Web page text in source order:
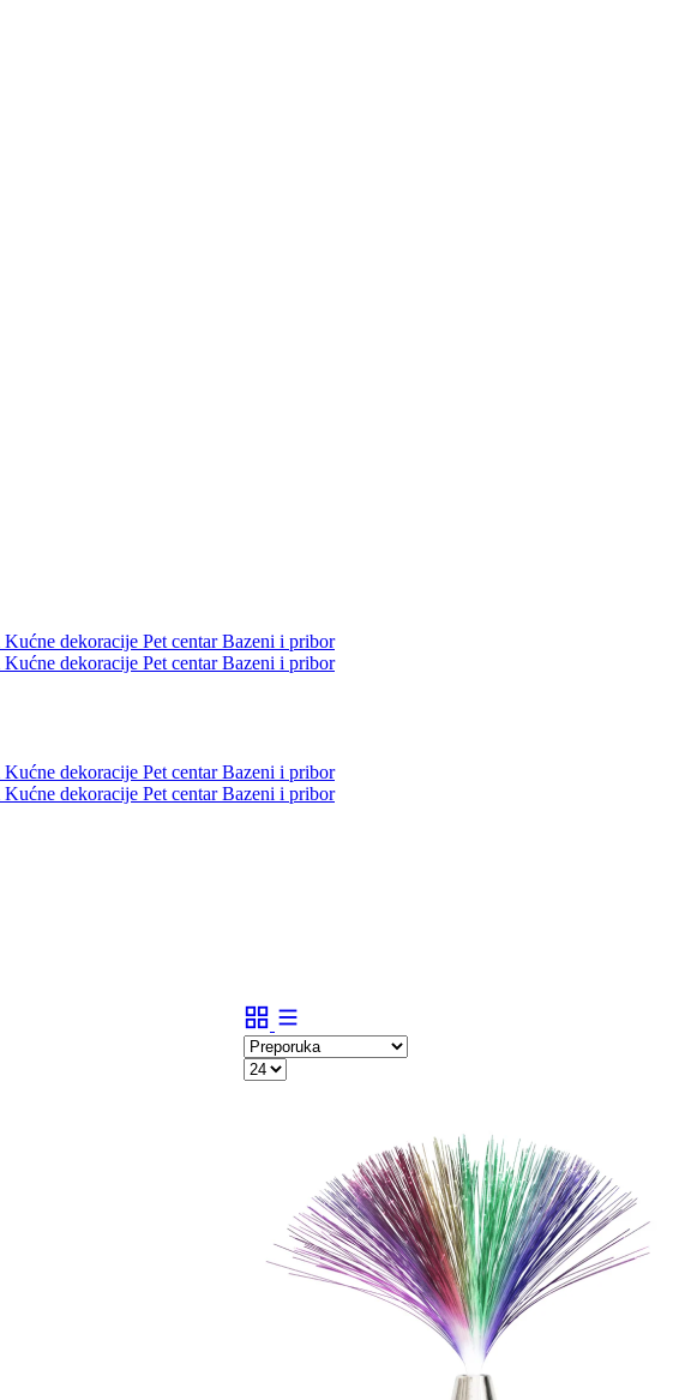
Kućne dekoracije Pet centarBazeni i pribor
Kućne dekoracije Pet centarBazeni i pribor
Kućne dekoracije Pet centarBazeni i pribor
Kućne dekoracije Pet centarBazeni i pribor